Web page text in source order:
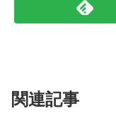
関連記事